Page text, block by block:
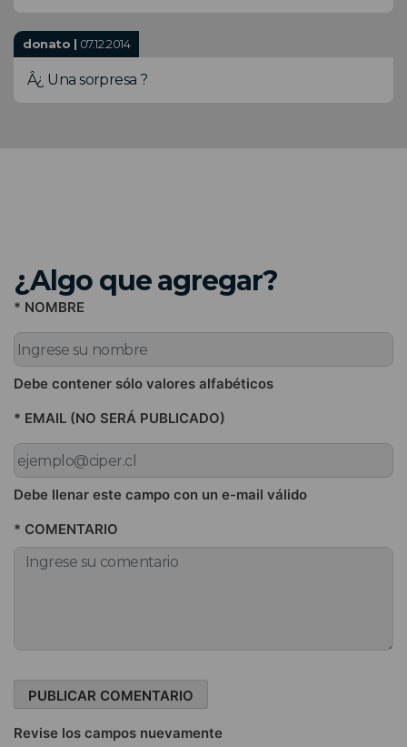
donato | 07.12.2014
Â¿ Una sorpresa ?
¿Algo que agregar?
* NOMBRE
Debe contener sólo valores alfabéticos
* EMAIL (NO SERÁ PUBLICADO)
Debe llenar este campo con un e-mail válido
* COMENTARIO
Revise los campos nuevamente